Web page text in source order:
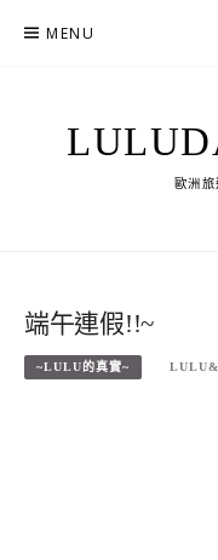
MENU
歐洲
端午連假!!~
~LULU的真實~